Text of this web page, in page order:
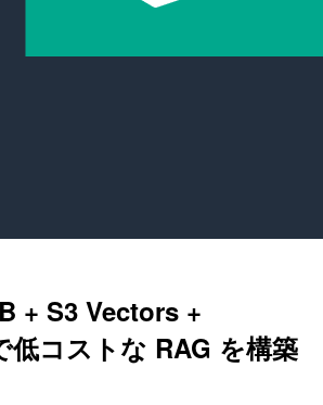
+ S3 Vectors +
コストな RAG を構築